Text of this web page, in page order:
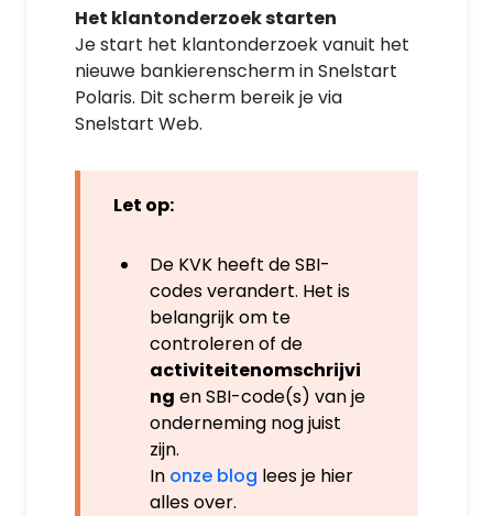
Het klantonderzoek starten
Jestart het klantonderzoek vanuit het
nieuwe bankierenscherm in Snelstart
Polaris. Dit scherm bereik je via
Snelstart Web.
Let op:
De KVK heeft de SBI-
codes verandert. Het is
belangrijk om te
controleren of de
activiteitenomschrijvi
ng en SBI-code(s) van je
onderneming nog juist
zijn.
In onze blog lees je hier
alles over.